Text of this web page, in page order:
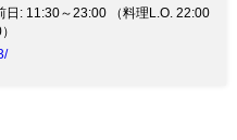
日: 11:30～23:00 （料理L.O. 22:00